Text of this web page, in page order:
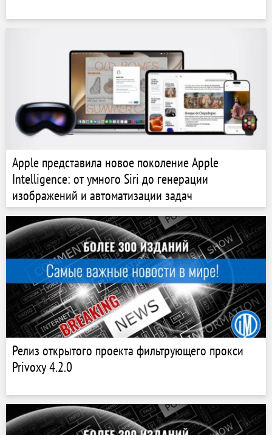
Apple представила новое поколение Apple
Intelligence: от умного Siri до генерации
изображений и автоматизации задач
Релиз открытого проекта фильтрующего прокси
Privoxy 4.2.0